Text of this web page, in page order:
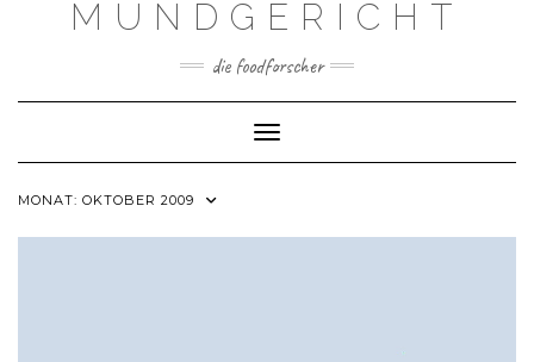
MUNDGERICHT
die foodforscher
Toggle Navigation
MONAT: OKTOBER 2009